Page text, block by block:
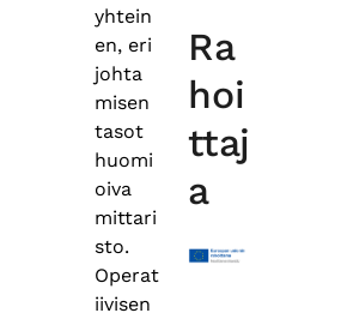
yhtein
en, eri
johta
misen
tasot
huomi
oiva
mittari
sto.
Operat
iivisen
Ra
hoi
ttaj
a